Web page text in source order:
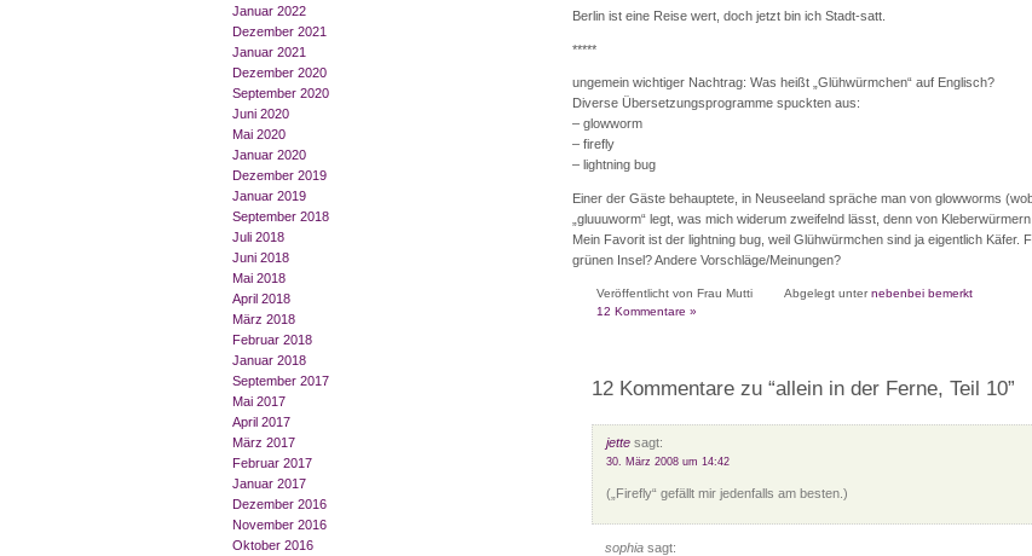
Januar 2022
Dezember 2021
Januar 2021
Dezember 2020
September 2020
Juni 2020
Mai 2020
Januar 2020
Dezember 2019
Januar 2019
September 2018
Juli 2018
Juni 2018
Mai 2018
April 2018
März 2018
Februar 2018
Januar 2018
September 2017
Mai 2017
April 2017
März 2017
Februar 2017
Januar 2017
Dezember 2016
November 2016
Oktober 2016
Berlin ist eine Reise wert, doch jetzt bin ich Stadt-satt.
*****
ungemein wichtiger Nachtrag: Was heißt „Glühwürmchen“ auf Englisch?
Diverse Übersetzungsprogramme spuckten aus:
– glowworm
– firefly
– lightning bug
Einer der Gäste behauptete, in Neuseeland spräche man von glowworms
„gluuuworm“ legt, was mich widerum zweifelnd lässt, denn von
Mein Favorit ist der lightning bug, weil Glühwürmchen sind ja eigentlich Käfer.
grünen Insel? Andere Vorschläge/Meinungen?
Veröffentlicht von Frau Mutti Abgelegt unternebenbei bemerkt
12 Kommentare »
12 Kommentare zu “allein in der Ferne, Teil 10”
jettesagt:
30. März 2008 um 14:42
(„Firefly“ gefällt mir jedenfalls am besten.)
sophiasagt: